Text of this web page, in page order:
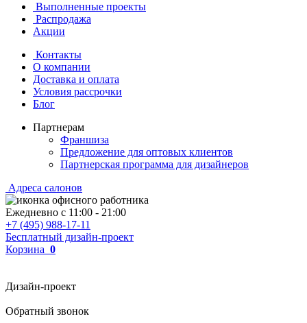
Выполненные проекты
Распродажа
Акции
Контакты
О компании
Доставка и оплата
Условия рассрочки
Блог
Партнерам
Франшиза
Предложение для оптовых клиентов
Партнерская программа для дизайнеров
Адреса салонов
Ежедневно с 11:00 - 21:00
+7 (495) 988-17-11
Бесплатный дизайн-проект
Корзина 0
Дизайн-проект
Обратный звонок